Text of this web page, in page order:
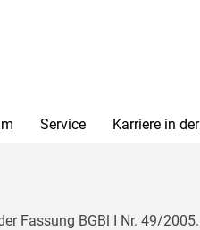
Service Karriere in
Fassung BGBl I Nr. 49/2005.